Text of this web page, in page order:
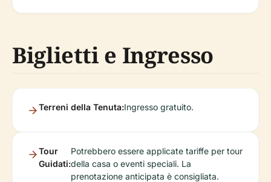
Biglietti e Ingresso
Terreni della Tenuta:Ingresso gratuito.
Tour
Guidati:
Potrebbero essere applicate tariffe per tour
della casa o eventi speciali. La
prenotazione anticipata è consigliata.